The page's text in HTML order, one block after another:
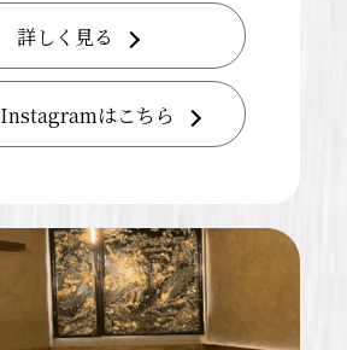
詳しく見る
Instagramはこちら